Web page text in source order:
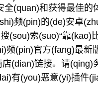
全(quan)和获得最佳
频(pin)的(de)安卓
(sou)索(suo)“靠
频(pin)官方(fang)最
(dian)链接。请
有(you)恶意(yi)插件